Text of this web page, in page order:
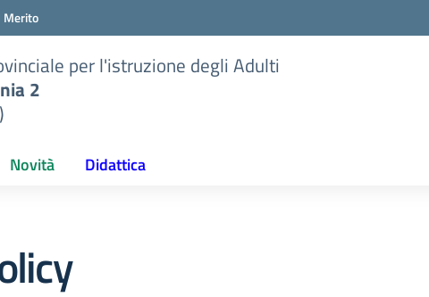
Merito
per l'istruzione degli Adulti
2
Novità Didattica